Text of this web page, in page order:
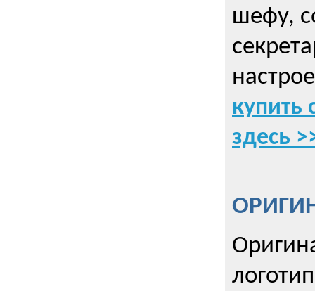
шефу,
купить
здесь